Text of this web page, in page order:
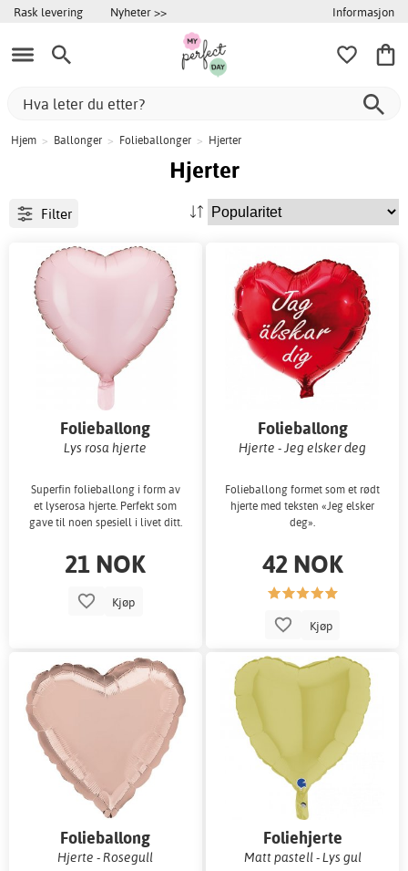
Rask levering Nyheter >> Informasjon
Hjem > Ballonger > Folieballonger > Hjerter
Hjerter
Filter
Folieballong
Lys rosa hjerte
Superfin folieballong i form av
et lyserosa hjerte. Perfekt som
gave til noen spesiell i livet ditt.
21 NOK
Kjøp
Folieballong
Hjerte - Jeg elsker deg
Folieballong formet som et rødt
hjerte med teksten «Jeg elsker
deg».
42 NOK
Kjøp
Folieballong
Hjerte - Rosegull
Foliehjerte
Matt pastell - Lys gul